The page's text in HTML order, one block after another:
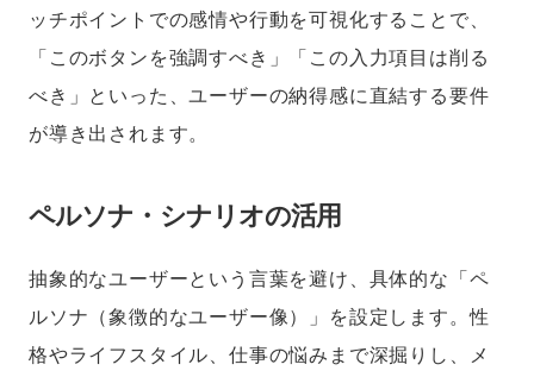
ッチポイントでの感情や行動を可視化することで、
「このボタンを強調すべき」「この入力項目は削る
べき」といった、ユーザーの納得感に直結する要件
が導き出されます。
ペルソナ・シナリオの活用
抽象的なユーザーという言葉を避け、具体的な「ペ
ルソナ（象徴的なユーザー像）」を設定します。性
格やライフスタイル、仕事の悩みまで深掘りし、メ